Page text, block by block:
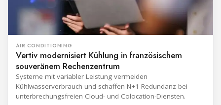
AIR CONDITIONING
Vertiv modernisiert Kühlung in französischem
souveränem Rechenzentrum
Systeme mit variabler Leistung vermeiden
Kühlwasserverbrauch und schaffen N+1-Redundanz bei
unterbrechungsfreien Cloud- und Colocation-Diensten.